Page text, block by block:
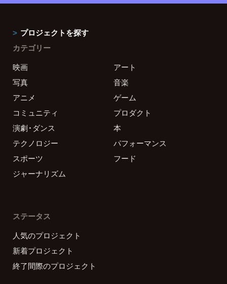
プロジェクトを探す
カテゴリー
映画
アート
写真
音楽
アニメ
ゲーム
コミュニティ
プロダクト
演劇・ダンス
本
テクノロジー
パフォーマンス
スポーツ
フード
ジャーナリズム
ステータス
人気のプロジェクト
新着プロジェクト
終了間際のプロジェクト